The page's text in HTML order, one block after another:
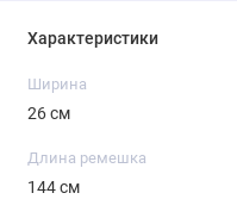
Характеристики
Ширина
26 см
Длина ремешка
144 см